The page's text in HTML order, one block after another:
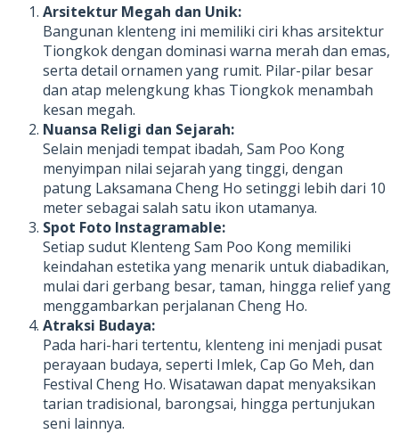
Arsitektur Megah dan Unik:
Bangunan klenteng ini memiliki ciri khas arsitektur
Tiongkok dengan dominasi warna merah dan emas,
serta detail ornamen yang rumit. Pilar-pilar besar
dan atap melengkung khas Tiongkok menambah
kesan megah.
Nuansa Religi dan Sejarah:
Selain menjadi tempat ibadah, Sam Poo Kong
menyimpan nilai sejarah yang tinggi, dengan
patung Laksamana Cheng Ho setinggi lebih dari 10
meter sebagai salah satu ikon utamanya.
Spot Foto Instagramable:
Setiap sudut Klenteng Sam Poo Kong memiliki
keindahan estetika yang menarik untuk diabadikan,
mulai dari gerbang besar, taman, hingga relief yang
menggambarkan perjalanan Cheng Ho.
Atraksi Budaya:
Pada hari-hari tertentu, klenteng ini menjadi pusat
perayaan budaya, seperti Imlek, Cap Go Meh, dan
Festival Cheng Ho. Wisatawan dapat menyaksikan
tarian tradisional, barongsai, hingga pertunjukan
seni lainnya.